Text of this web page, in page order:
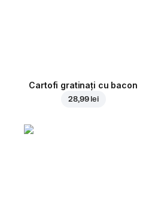
Cartofi gratinați cu bacon
28,99 lei